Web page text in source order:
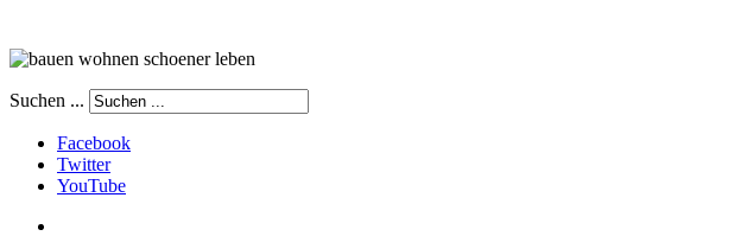
Suchen ...
Facebook
Twitter
YouTube